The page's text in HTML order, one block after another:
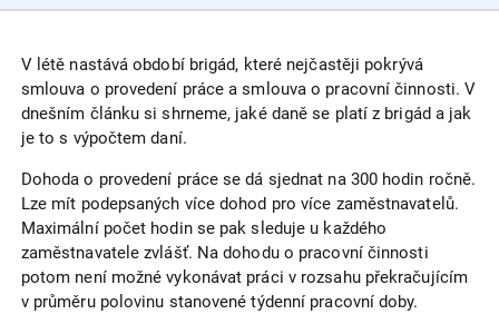
V létě nastává období brigád, které nejčastěji pokrývá
smlouva o provedení práce a smlouva o pracovní činnosti. V
dnešním článku si shrneme, jaké daně se platí z brigád a jak
je to s výpočtem daní.
Dohoda o provedení práce se dá sjednat na 300 hodin ročně.
Lze mít podepsaných více dohod pro více zaměstnavatelů.
Maximální počet hodin se pak sleduje u každého
zaměstnavatele zvlášť. Na dohodu o pracovní činnosti
potom není možné vykonávat práci v rozsahu překračujícím
v průměru polovinu stanovené týdenní pracovní doby.